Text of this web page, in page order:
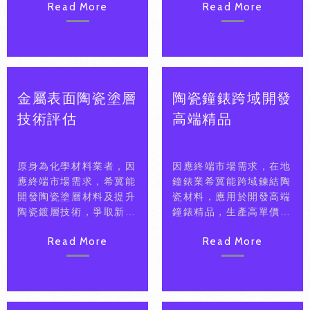
輕量化土材，提升產品競
Read More
音降低量指標△Lw 在十
七分貝以上，因應法規，
術，可快速對接建築市場
Read More
金屬表面陶瓷塗層
技術評估
原身為化學材料業者，因
應終端市場需求，希冀能
開發陶瓷塗層材料及提升
陶瓷鍍層技術，爭取新市
Read More
陶瓷鐘錶跨域開發
高端精品
因應終端市場需求，在地
鐘錶業希冀能跨域鍊結陶
瓷材料，應用於開發高端
鐘錶精品，生產高單價精
開發能量。Read More